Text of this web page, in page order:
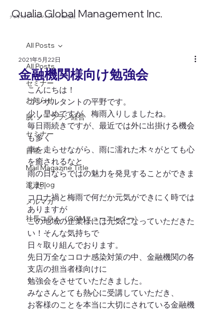
​クオリアグローバルマネジメント株式会社
​Qualia Global Management Inc.
All Posts
セミナー
お知らせ
脱･ノープラン経営
セミナー
日常
Mail Magazine Title
渡邉Blog
メルマガ
社長コラム（QGMニュースレター）
All Posts
金融機関様向け勉強会
2021年5月22日
こんにちは！
コンサルタントの平野です。
少し早めですが、梅雨入りしましたね。
毎日雨続きですが、最近では外に出掛ける機会
も多く
車を走らせながら、雨に濡れた木々がとても心
を癒されるなと
雨の日ならではの魅力を発見することができま
した。
コロナ禍と梅雨で何だか元気ができにく時では
ありますが
この地域の企業様には元気になっていただきた
い！そんな気持ちで
日々取り組んでおります。
先日万全なコロナ感染対策の中、金融機関の各
支店の担当者様向けに
勉強会をさせていただきました。
みなさんとても熱心に受講していただき、
お客様のことを本当に大切にされている金融機